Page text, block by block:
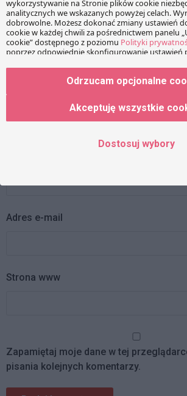
pola są oznaczone*
Wiadomość
Adres e-mail
Strona www
Zapamiętaj moje dane w tej
pisania kolejnych komentarzy.
Odrzucam opcjonalne
Akceptuję wszystkie
Dostosuj wybory